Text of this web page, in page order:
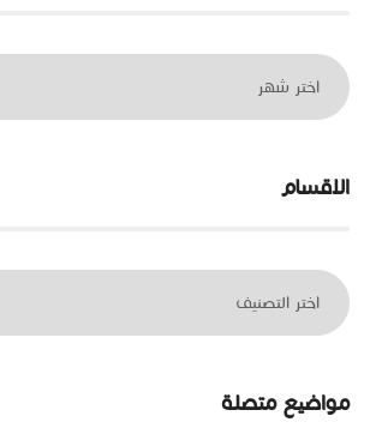
الاقسام
مواضيع متصلة